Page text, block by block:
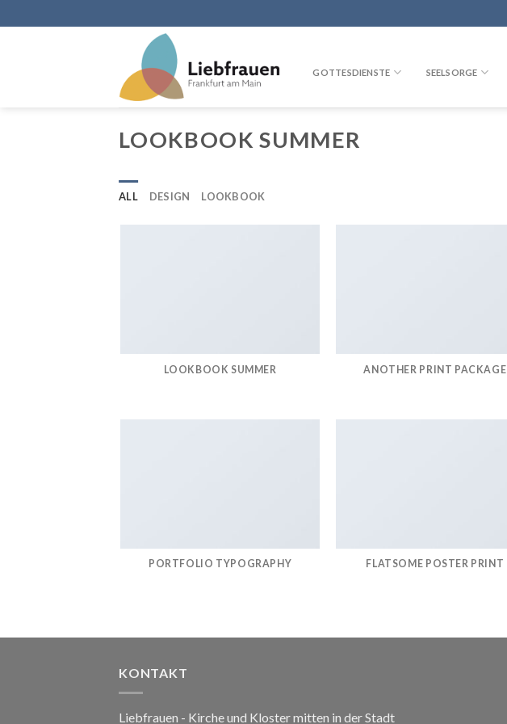
to
GOTTESDIENSTE SEELSORGE
LOOKBOOK SUMMER
ALL DESIGN LOOKBOOK
LOOKBOOK SUMMER ANOTHER PRINT PACKAGE
PORTFOLIO TYPOGRAPHY FLATSOME POSTER PRINT
KONTAKT
Liebfrauen - Kirche und Kloster mitten in der Stadt